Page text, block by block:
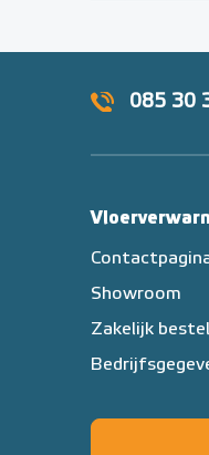
085 30
Showroom
Zakelijk